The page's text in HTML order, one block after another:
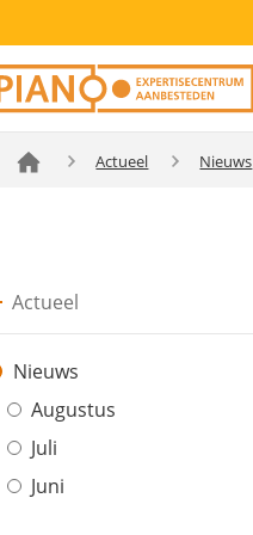
Actueel Nieuws
Actueel
Nieuws
Augustus
Juli
Juni